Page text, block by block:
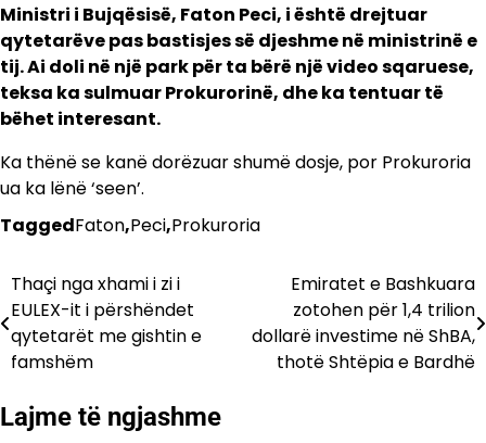
Ministri i Bujqësisë, Faton Peci, i është drejtuar
qytetarëve pas bastisjes së djeshme në ministrinë e
tij. Ai doli në një park për ta bërë një video sqaruese,
teksa ka sulmuar Prokurorinë, dhe ka tentuar të
bëhet interesant.
Ka thënë se kanë dorëzuar shumë dosje, por Prokuroria
ua ka lënë ‘seen’.
TaggedFaton,Peci,Prokuroria
Lëvizje
te
postimet
Thaçi nga xhami i zi i
EULEX-it i përshëndet
qytetarët me gishtin e
famshëm
Emiratet e Bashkuara
zotohen për 1,4 trilion
dollarë investime në ShBA,
thotë Shtëpia e Bardhë
Lajme të ngjashme